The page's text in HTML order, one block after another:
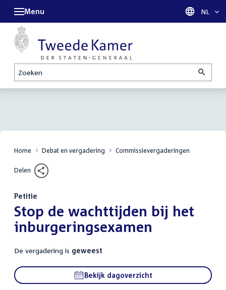
Zoeken
Menu Taal
NL
Home Debat en vergadering Commissievergaderingen
Delen
Petitie
:Stop de wachttijden bij het
inburgeringsexamen
De vergadering is geweest
Bekijk dagoverzicht